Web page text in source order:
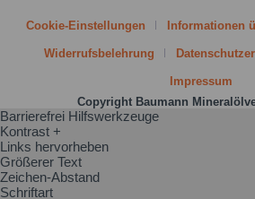
Cookie-Einstellungen Informationen
Widerrufsbelehrung
Impressum
Copyright Baumann
Barrierefrei Hilfswerkzeuge
Kontrast +
Links hervorheben
Größerer Text
Zeichen-Abstand
Schriftart